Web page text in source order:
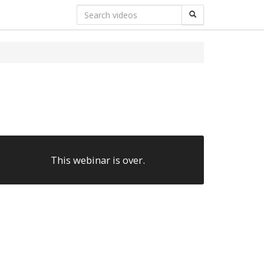
This webinar is over.